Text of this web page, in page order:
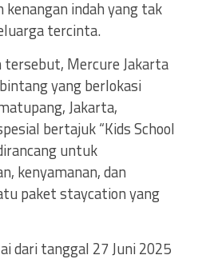
indah yang tak
tercinta.
Mercure Jakarta
yang berlokasi
Jakarta,
bertajuk “Kids School
untuk
kenyamanan, dan
paket staycation yang
dari tanggal 27 Juni 2025